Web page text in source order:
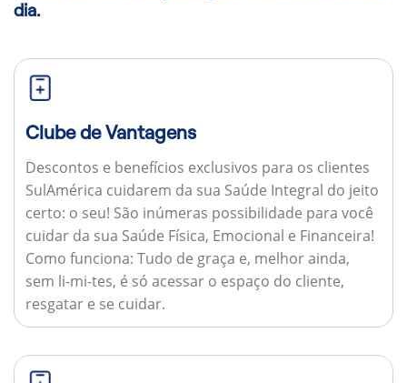
dia.
Clube de Vantagens
Descontos e benefícios exclusivos para os clientes
SulAmérica cuidarem da sua Saúde Integral do jeito
certo: o seu! São inúmeras possibilidade para você
cuidar da sua Saúde Física, Emocional e Financeira!
Como funciona: Tudo de graça e, melhor ainda,
sem li-mi-tes, é só acessar o espaço do cliente,
resgatar e se cuidar.